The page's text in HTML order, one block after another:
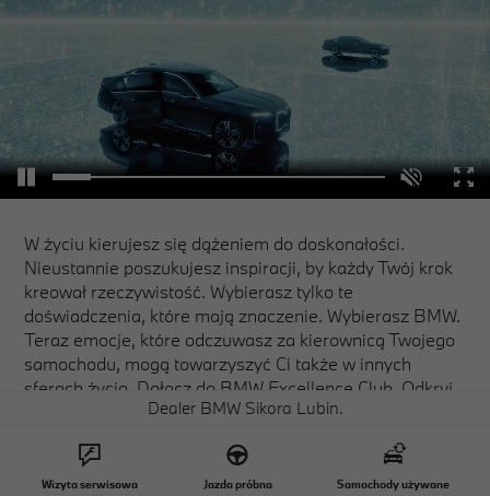
W życiu kierujesz się dążeniem do doskonałości.
Nieustannie poszukujesz inspiracji, by każdy Twój krok
kreował rzeczywistość. Wybierasz tylko te
doświadczenia, które mają znaczenie. Wybierasz BMW.
Teraz emocje, które odczuwasz za kierownicą Twojego
samochodu, mogą towarzyszyć Ci także w innych
sferach życia. Dołącz do BMW Excellence Club. Odkryj
świat niezapomnianych wydarzeń dostępnych jedynie
Dealer BMW Sikora Lubin.
Wizyta serwisowa Jazda próbna Samochody używane